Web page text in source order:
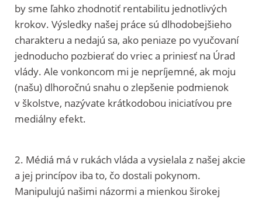
by sme ľahko zhodnotiť rentabilitu jednotlivých
krokov. Výsledky našej práce sú dlhodobejšieho
charakteru a nedajú sa, ako peniaze po vyučovaní
jednoducho pozbierať do vriec a priniesť na Úrad
vlády. Ale vonkoncom mi je nepríjemné, ak moju
(našu) dlhoročnú snahu o zlepšenie podmienok
v školstve, nazývate krátkodobou iniciatívou pre
mediálny efekt.
2. Médiá má v rukách vláda a vysielala z našej akcie
a jej princípov iba to, čo dostali pokynom.
Manipulujú našimi názormi a mienkou širokej